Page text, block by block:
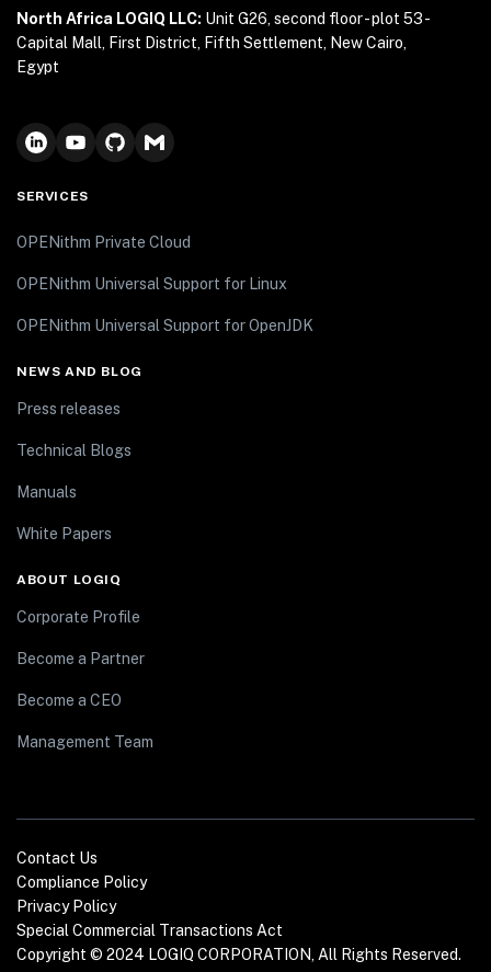
North Africa LOGIQ LLC: Unit G26, second floor - plot 53 -
Capital Mall, First District, Fifth Settlement, New Cairo,
Egypt
SERVICES
OPENithm Private Cloud
OPENithm Universal Support for Linux
OPENithm Universal Support for OpenJDK
NEWS AND BLOG
Press releases
Technical Blogs
Manuals
White Papers
ABOUT LOGIQ
Corporate Profile
Become a Partner
Become a CEO
Management Team
Copyright © 2024 LOGIQ CORPORATION, All Rights Reserved.
Contact Us
Compliance Policy
Privacy Policy
Special Commercial Transactions Act